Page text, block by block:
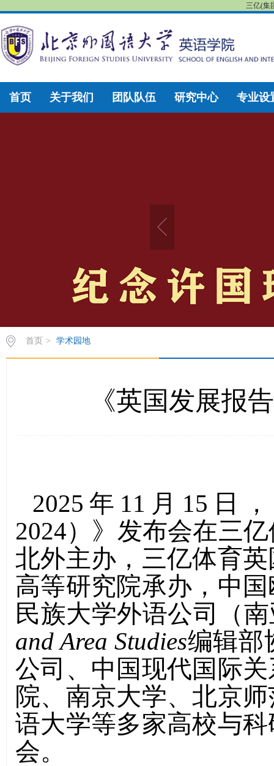
三亿(集
首页 关于我们 团队队伍 研究中心 专业设
首页 > 学术园地
《英国发展报
2025 年 11 月 15 日
2024）》发布会在三
北外主办，三亿体育
高等研究院承办，中
民族大学外语公司（
and Area Studies编辑部
公司、中国现代国际
院、南京大学、北京
语大学等多家高校与
会。